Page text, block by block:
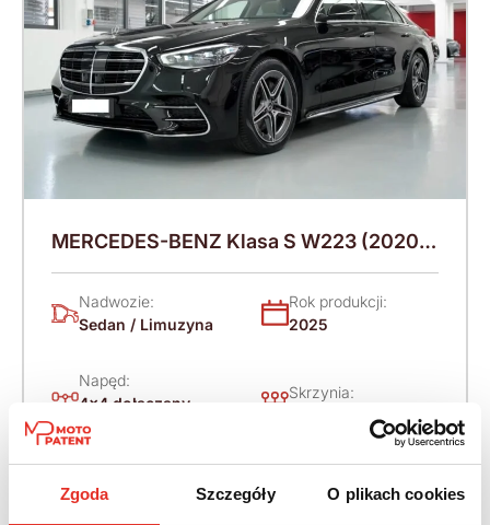
Zgoda Szczegóły O plikach cookies
MERCEDES-BENZ Klasa S W223 (2020-)
313 KM (2025)
Nadwozie:
Sedan / Limuzyna
Rok produkcji:
2025
Napęd:
4x4 dołączany
automatycznie
Skrzynia:
Dwusprzęgłowa
Diesel